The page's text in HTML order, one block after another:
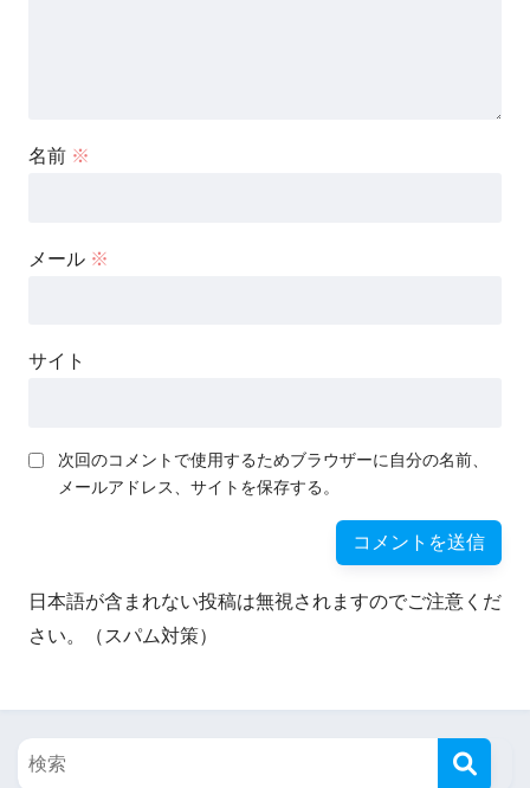
名前 ※
メール ※
サイト
次回のコメントで使用するためブラウザーに自分の名前、
メールアドレス、サイトを保存する。
日本語が含まれない投稿は無視されますのでご注意くだ
さい。（スパム対策）